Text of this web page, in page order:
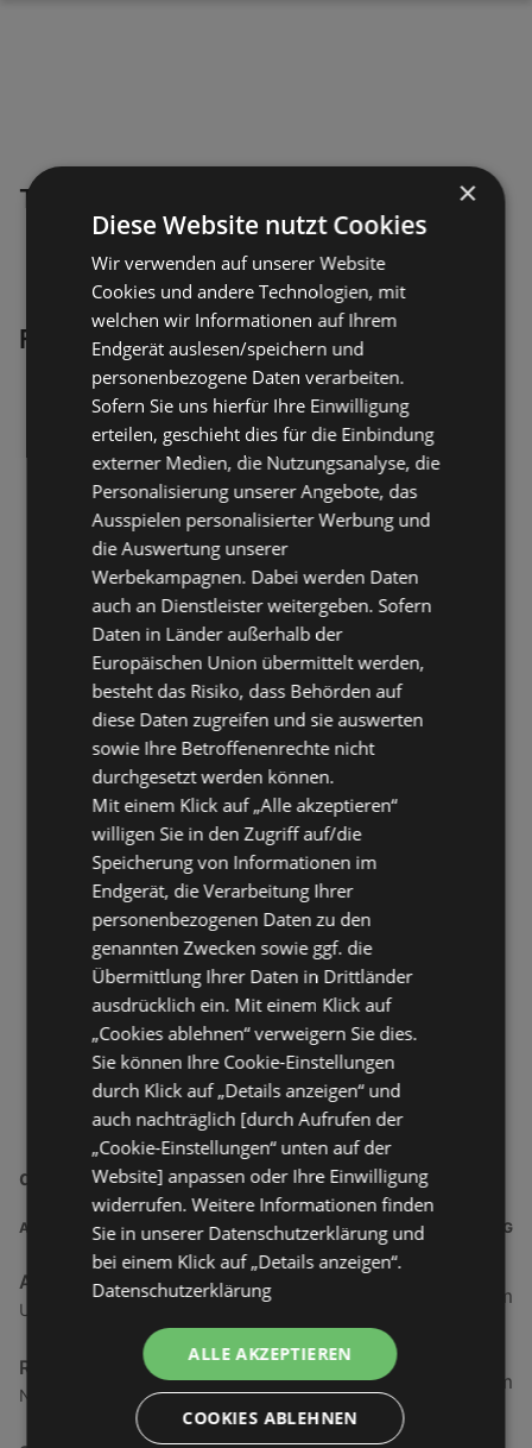
Top Angebote in deiner Nähe
Frag die Katze!
duo idee+spiel Filialen in der Nähe
ADRESSE ENTFERNUNG
Azadian GbR
Ubierstraße 2, 53173 Bonn
42,48 km
Ramona Görs
Neuer Markt 25, 17192 Waren (Müritz)
43,15 km
×
Diese Website nutzt Cookies
Wir verwenden auf unserer Website
Cookies und andere Technologien, mit
welchen wir Informationen auf Ihrem
Endgerät auslesen/speichern und
personenbezogene Daten verarbeiten.
Sofern Sie uns hierfür Ihre Einwilligung
erteilen, geschieht dies für die Einbindung
externer Medien, die Nutzungsanalyse, die
Personalisierung unserer Angebote, das
Ausspielen personalisierter Werbung und
die Auswertung unserer
Werbekampagnen. Dabei werden Daten
auch an Dienstleister weitergeben. Sofern
Daten in Länder außerhalb der
Europäischen Union übermittelt werden,
besteht das Risiko, dass Behörden auf
diese Daten zugreifen und sie auswerten
sowie Ihre Betroffenenrechte nicht
durchgesetzt werden können.
Mit einem Klick auf „Alle akzeptieren“
willigen Sie in den Zugriff auf/die
Speicherung von Informationen im
Endgerät, die Verarbeitung Ihrer
personenbezogenen Daten zu den
genannten Zwecken sowie ggf. die
Übermittlung Ihrer Daten in Drittländer
ausdrücklich ein. Mit einem Klick auf
„Cookies ablehnen“ verweigern Sie dies.
Sie können Ihre Cookie-Einstellungen
durch Klick auf „Details anzeigen“ und
auch nachträglich [durch Aufrufen der
„Cookie-Einstellungen“ unten auf der
Website] anpassen oder Ihre Einwilligung
widerrufen. Weitere Informationen finden
Sie in unserer Datenschutzerklärung und
bei einem Klick auf „Details anzeigen“.
Datenschutzerklärung
ALLE AKZEPTIEREN
COOKIES ABLEHNEN